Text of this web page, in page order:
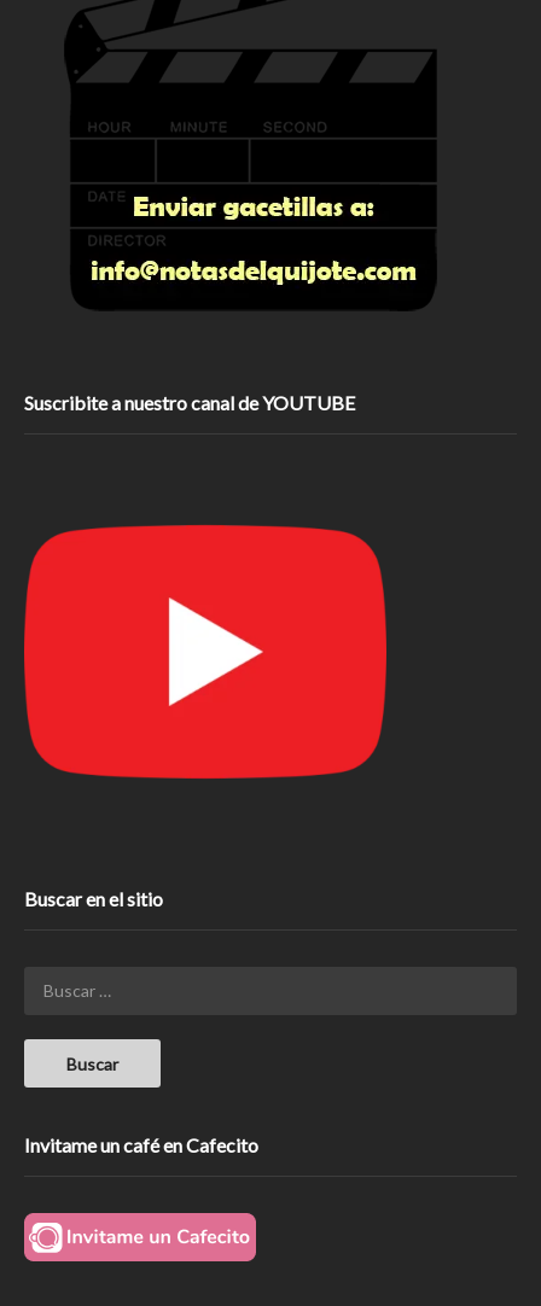
Suscribite a nuestro canal de YOUTUBE
Buscar en el sitio
Invitame un café en Cafecito